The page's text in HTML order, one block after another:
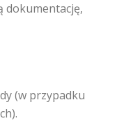
dokumentację,
(w przypadku